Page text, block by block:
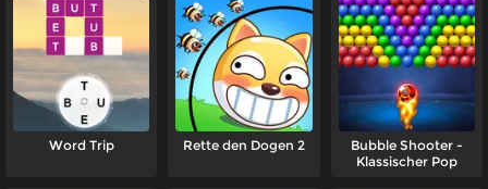
Word Trip Rette den Dogen 2
Bubble Shooter -
Klassischer Pop